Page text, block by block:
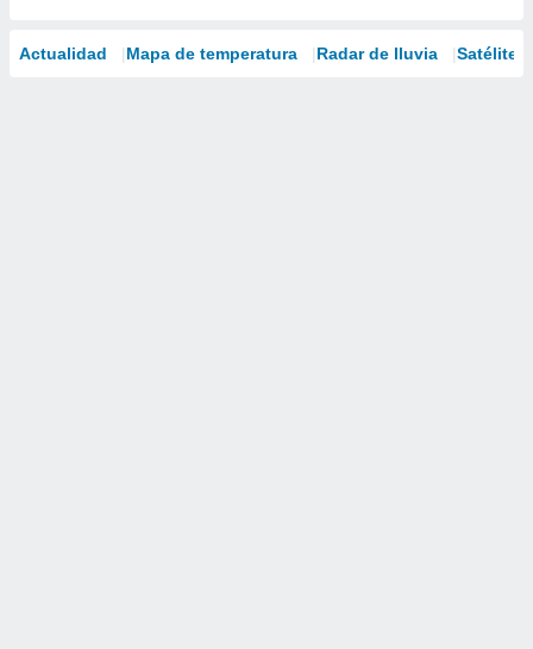
Actualidad Mapa de temperatura Radar de lluvia Satélites